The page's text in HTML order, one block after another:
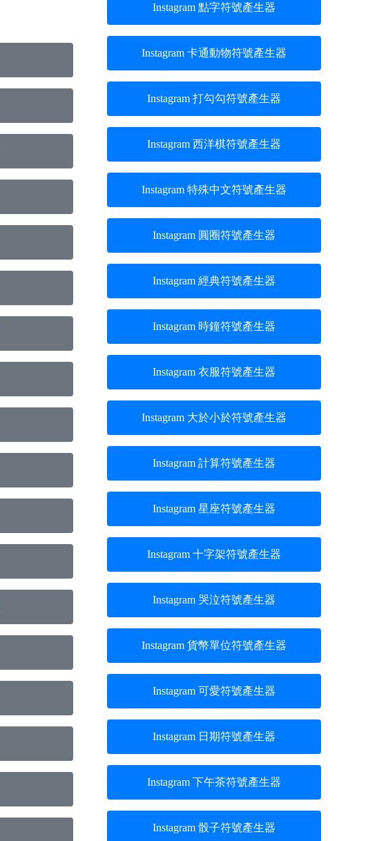
Instagram 點字符號產生器
Instagram 卡通動物符號產生器
Instagram 打勾勾符號產生器
Instagram 西洋棋符號產生器
Instagram 特殊中文符號產生器
Instagram 圓圈符號產生器
Instagram 經典符號產生器
Instagram 時鐘符號產生器
Instagram 衣服符號產生器
Instagram 大於小於符號產生器
Instagram 計算符號產生器
Instagram 星座符號產生器
Instagram 十字架符號產生器
Instagram 哭泣符號產生器
Instagram 貨幣單位符號產生器
Instagram 可愛符號產生器
Instagram 日期符號產生器
Instagram 下午茶符號產生器
Instagram 骰子符號產生器